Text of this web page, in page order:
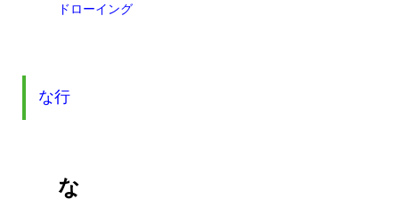
ドローイング
な行
な